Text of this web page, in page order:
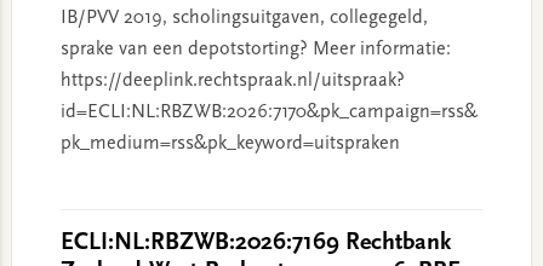
IB/PVV 2019, scholingsuitgaven, collegegeld,
sprake van een depotstorting? Meer informatie:
https://deeplink.rechtspraak.nl/uitspraak?
id=ECLI:NL:RBZWB:2026:7170&pk_campaign=rss&
pk_medium=rss&pk_keyword=uitspraken
ECLI:NL:RBZWB:2026:7169 Rechtbank